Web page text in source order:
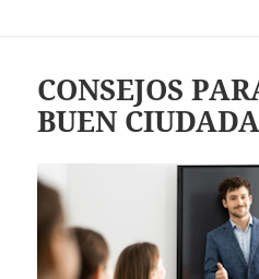
CONSEJOS
BUEN